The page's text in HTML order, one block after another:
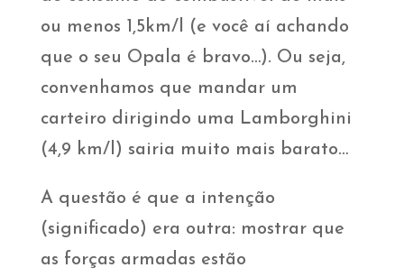
ou menos 1,5km/l (e você aí achando
que o seu Opala é bravo…). Ou seja,
convenhamos que mandar um
carteiro dirigindo uma Lamborghini
(4,9 km/l) sairia muito mais barato…
A questão é que a intenção
(significado) era outra: mostrar que
as forças armadas estão